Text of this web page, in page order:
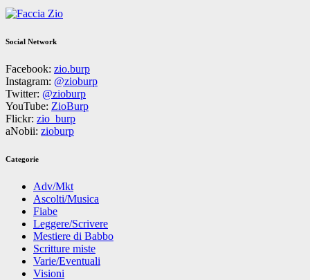
Social Network
Facebook: zio.burp
Instagram: @zioburp
Twitter: @zioburp
YouTube: ZioBurp
Flickr: zio_burp
aNobii: zioburp
Categorie
Adv/Mkt
Ascolti/Musica
Fiabe
Leggere/Scrivere
Mestiere di Babbo
Scritture miste
Varie/Eventuali
Visioni